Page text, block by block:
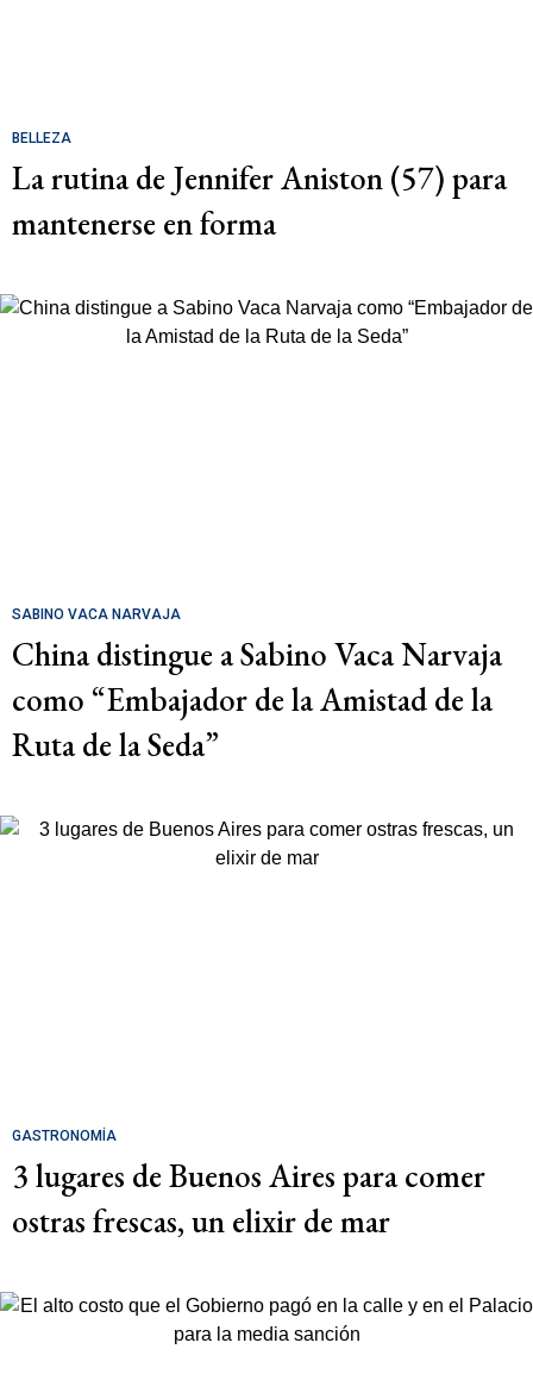
BELLEZA
La rutina de Jennifer Aniston (57) para
mantenerse en forma
SABINO VACA NARVAJA
China distingue a Sabino Vaca Narvaja
como “Embajador de la Amistad de la
Ruta de la Seda”
GASTRONOMÍA
3 lugares de Buenos Aires para comer
ostras frescas, un elixir de mar